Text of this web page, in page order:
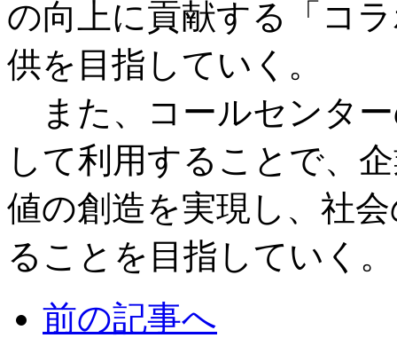
の向上に貢献する「コ
供を目指していく。
また、コールセンタ
して利用することで、
値の創造を実現し、社
ることを目指していく。
前の記事へ